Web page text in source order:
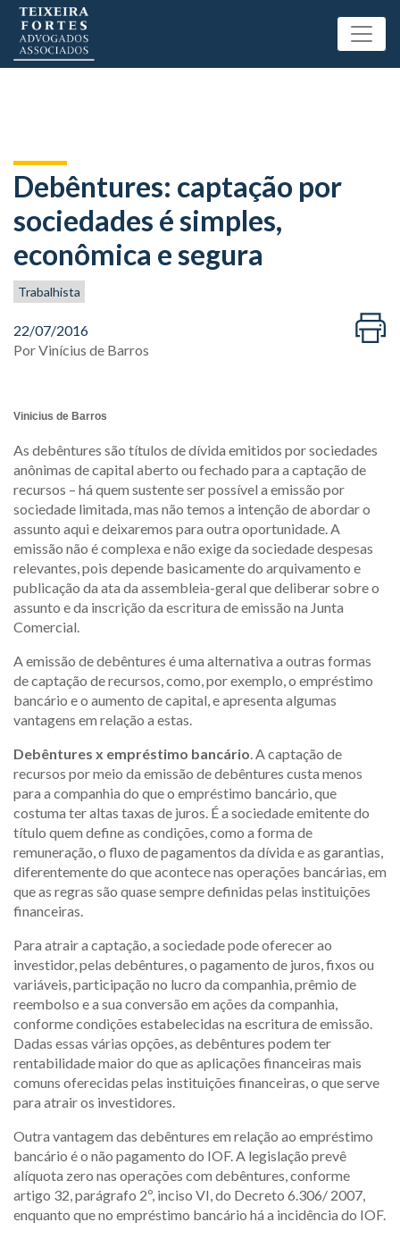
Debêntures: captação por
sociedades é simples,
econômica e segura
Trabalhista
22/07/2016
PorVinícius de Barros
Vinicius de Barros
As debêntures são títulos de dívida emitidos por sociedades
anônimas de capital aberto ou fechado para a captação de
recursos – há quem sustente ser possível a emissão por
sociedade limitada, mas não temos a intenção de abordar o
assunto aqui e deixaremos para outra oportunidade. A
emissão não é complexa e não exige da sociedade despesas
relevantes, pois depende basicamente do arquivamento e
publicação da ata da assembleia-geral que deliberar sobre o
assunto e da inscrição da escritura de emissão na Junta
Comercial.
A emissão de debêntures é uma alternativa a outras formas
de captação de recursos, como, por exemplo, o empréstimo
bancário e o aumento de capital, e apresenta algumas
vantagens em relação a estas.
Debêntures x empréstimo bancário. A captação de
recursos por meio da emissão de debêntures custa menos
para a companhia do que o empréstimo bancário, que
costuma ter altas taxas de juros. É a sociedade emitente do
título quem define as condições, como a forma de
remuneração, o fluxo de pagamentos da dívida e as garantias,
diferentemente do que acontece nas operações bancárias, em
que as regras são quase sempre definidas pelas instituições
financeiras.
Para atrair a captação, a sociedade pode oferecer ao
investidor, pelas debêntures, o pagamento de juros, fixos ou
variáveis, participação no lucro da companhia, prêmio de
reembolso e a sua conversão em ações da companhia,
conforme condições estabelecidas na escritura de emissão.
Dadas essas várias opções, as debêntures podem ter
rentabilidade maior do que as aplicações financeiras mais
comuns oferecidas pelas instituições financeiras, o que serve
para atrair os investidores.
Outra vantagem das debêntures em relação ao empréstimo
bancário é o não pagamento do IOF. A legislação prevê
alíquota zero nas operações com debêntures, conforme
artigo 32, parágrafo 2º, inciso VI, do Decreto 6.306/ 2007,
enquanto que no empréstimo bancário há a incidência do IOF.